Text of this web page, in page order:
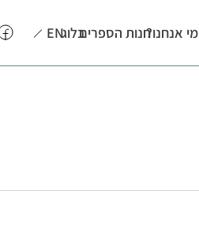
מי אנחנו?חנות הספריםבלוגEN